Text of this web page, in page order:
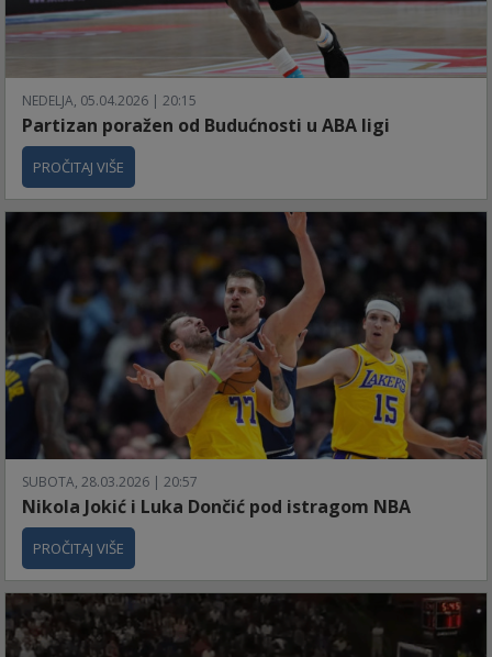
NEDELJA, 05.04.2026 | 20:15
Partizan poražen od Budućnosti u ABA ligi
PROČITAJ VIŠE
SUBOTA, 28.03.2026 | 20:57
Nikola Jokić i Luka Dončić pod istragom NBA
PROČITAJ VIŠE